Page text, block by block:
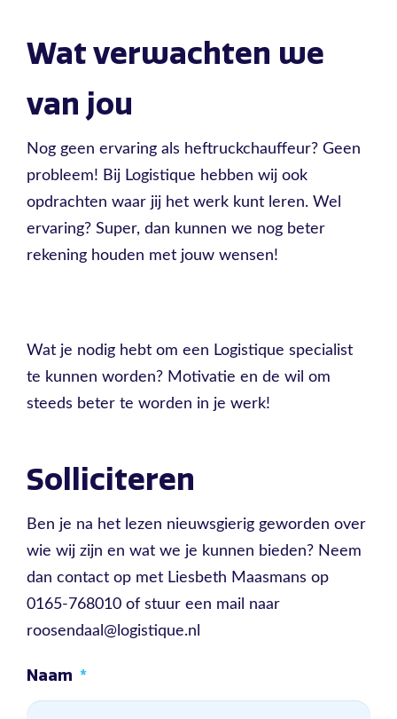
Wat verwachten we
van jou
Nog geen ervaring als heftruckchauffeur? Geen
probleem! Bij Logistique hebben wij ook
opdrachten waar jij het werk kunt leren. Wel
ervaring? Super, dan kunnen we nog beter
rekening houden met jouw wensen!
Wat je nodig hebt om een Logistique specialist
te kunnen worden? Motivatie en de wil om
steeds beter te worden in je werk!
Solliciteren
Ben je na het lezen nieuwsgierig geworden over
wie wij zijn en wat we je kunnen bieden? Neem
dan contact op met Liesbeth Maasmans op
0165-768010 of stuur een mail naar
roosendaal@logistique.nl
Naam *